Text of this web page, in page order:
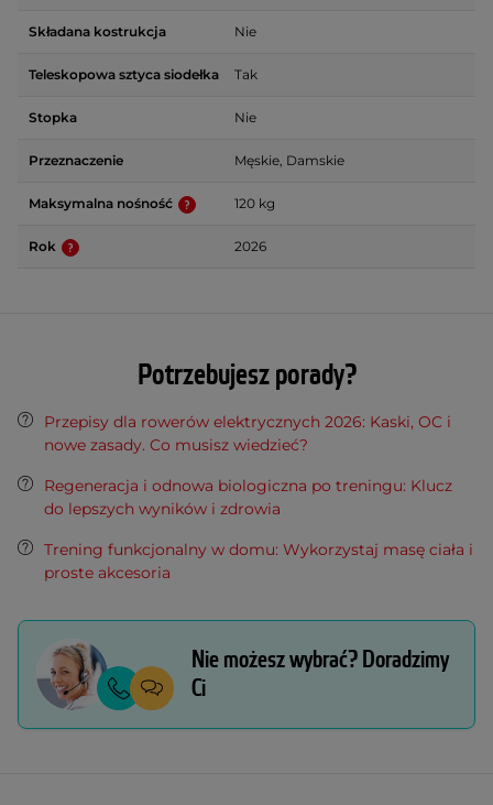
Składana kostrukcja Nie
Teleskopowa sztyca siodełka Tak
Stopka Nie
Przeznaczenie Męskie, Damskie
Maksymalna nośność 120 kg
Rok 2026
Potrzebujesz porady?
Przepisy dla rowerów elektrycznych 2026: Kaski, OC i
nowe zasady. Co musisz wiedzieć?
Regeneracja i odnowa biologiczna po treningu: Klucz
do lepszych wyników i zdrowia
Trening funkcjonalny w domu: Wykorzystaj masę ciała i
proste akcesoria
Nie możesz wybrać? Doradzimy
Ci